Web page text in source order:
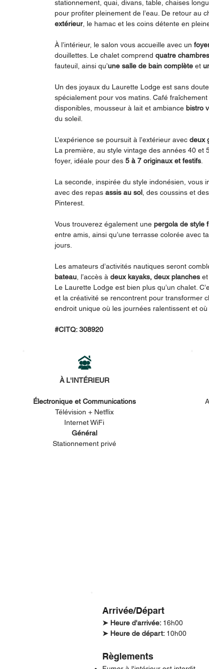
stationnement, quai, divans, table, chaises
pour profiter pleinement de l’eau. De retour au
extérieur, le hamac et les coins détente en
À l’intérieur, le salon vous accueille avec un
douillettes. Le chalet comprendquatre
fauteuil, ainsi qu’une salle de bain complète et
Un des joyaux du Laurette Lodge est sans
spécialement pour vos matins. Café
disponibles, mousseur à lait et ambiance bistro
du soleil.
L’expérience se poursuit à l’extérieur avecdeux
La première, au style vintage des années 40 et
foyer, idéale pour des5 à 7 originaux et festifs
La seconde, inspirée du style indonésien, vous
avec des repasassis au sol , des coussins et
Pinterest.
Vous trouverez également unepergola de style
entre amis, ainsi qu’une terrasse colorée avec
jours.
Les amateurs d’activités nautiques seront
bateau , l’accès àdeux kayaks, deux planches et
Le Laurette Lodge est bien plus qu’un chalet.
et la créativité se rencontrent pour transformer
endroit unique où les journées ralentissent et
#CITQ: 308920
À L'INTÉRIEUR
Électronique et Communications
Télévision + Netflix
Internet WiFi
Général
Stationnement privé
Arrivée/Départ
➤ Heure d'arrivée: 16h00
➤ Heure de départ: 10h00
Règlements